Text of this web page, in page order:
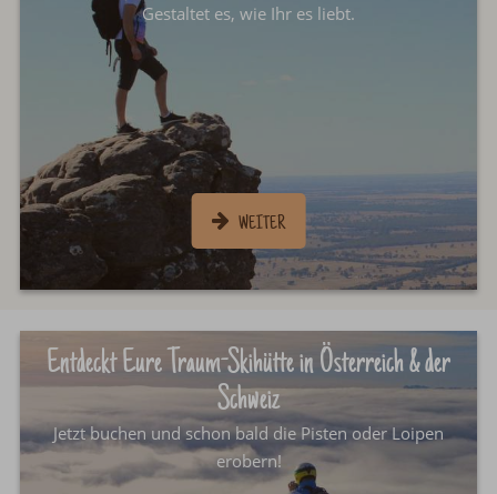
Gestaltet es, wie Ihr es liebt.
Entdeckt Eure Traum-Skihütte in Österreich & der
Schweiz
Jetzt buchen und schon bald die Pisten oder Loipen
erobern!